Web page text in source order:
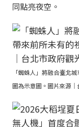
同點亮夜空。
「蜘蛛人」將融合臺北
圖為示意圖。圖片來源